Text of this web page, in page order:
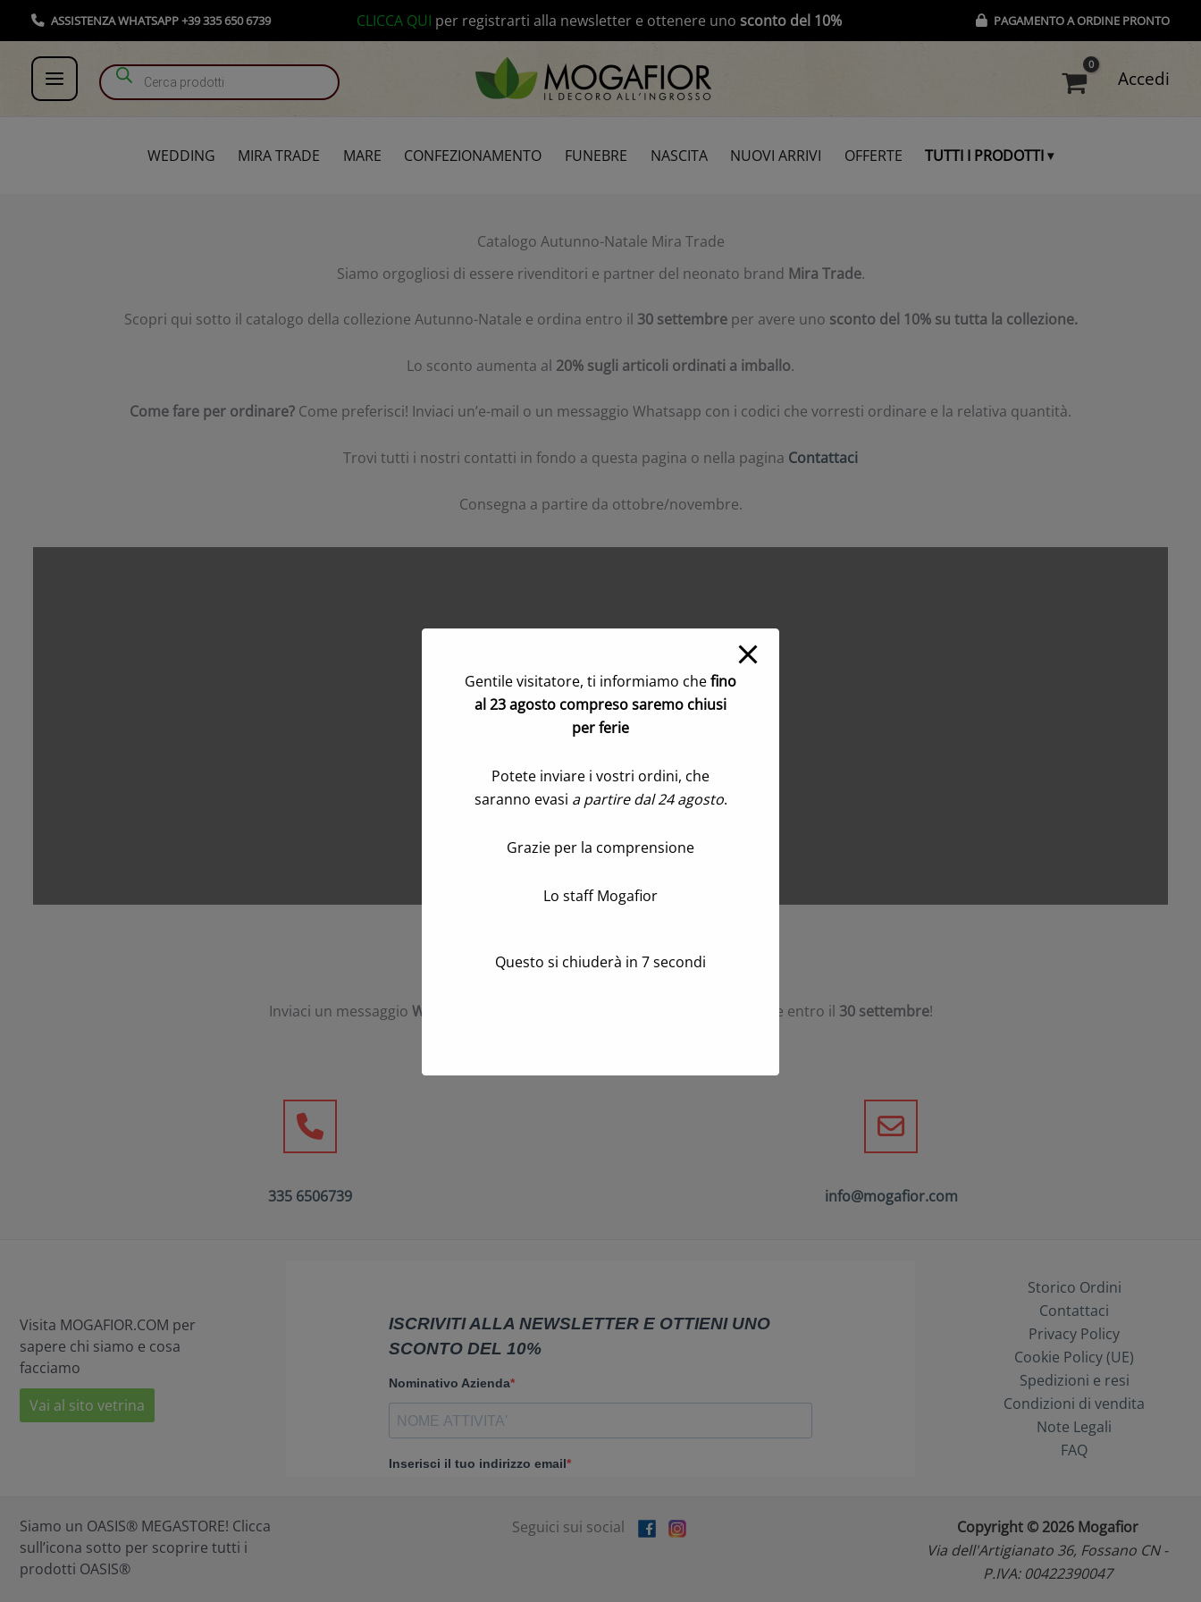
contenuto
ASSISTENZA WHATSAPP +39 335 650 6739 CLICCA QUI per registrarti alla newsletter e ottenere uno sconto del 10% PAGAMENTO A ORDINE PRONTO
Products search Accedi
WEDDING MIRA TRADE MARE CONFEZIONAMENTO FUNEBRE NASCITA NUOVI ARRIVI OFFERTE TUTTI I PRODOTTI
Catalogo Autunno-Natale Mira Trade
Siamo orgogliosi di essere rivenditori e partner del neonato brand Mira Trade.
Scopri qui sotto il catalogo della collezione Autunno-Natale e ordina entro il 30 settembre per avere uno sconto del 10% su tutta la collezione.
Lo sconto aumenta al 20% sugli articoli ordinati a imballo.
Come fare per ordinare? Come preferisci! Inviaci un’e-mail o un messaggio Whatsapp con i codici che vorresti ordinare e la relativa quantità.
Trovi tutti i nostri contatti in fondo a questa pagina o nella pagina Contattaci
Consegna a partire da ottobre/novembre.
Clicca qui per scaricare il catalogo
Inviaci un messaggio Whatsapp per effettuare il tuo ordine entro il 30 settembre!
335 6506739 info@mogafior.com
Visita MOGAFIOR.COM per
sapere chi siamo e cosa
facciamo
Vai al sito vetrina
Storico Ordini
Contattaci
Privacy Policy
Cookie Policy (UE)
Spedizioni e resi
Condizioni di vendita
Note Legali
FAQ
Siamo un OASIS® MEGASTORE! Clicca
sull’icona sotto per scoprire tutti i
prodotti OASIS®
Seguici sui social
Copyright © 2026 Mogafior
Via dell'Artigianato 36, Fossano CN -
P.IVA: 00422390047
Gentile visitatore, ti informiamo chefino
al 23 agosto compreso saremo chiusi
per ferie
Potete inviare i vostri ordini, che
saranno evasi a partire dal 24 agosto.
Grazie per la comprensione
Lo staff Mogafior
Questo si chiuderà in 6secondi